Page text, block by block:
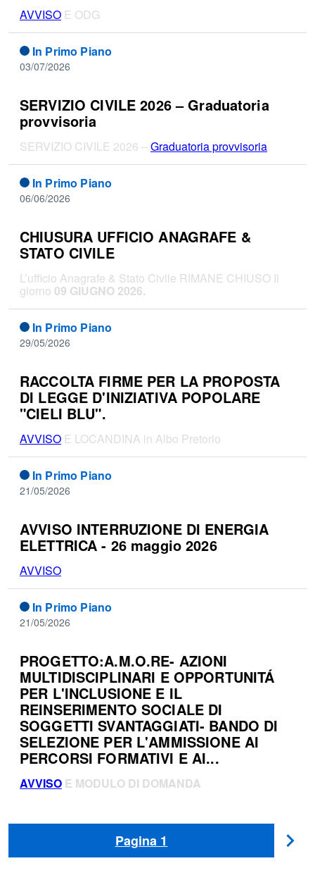
AVVISO E ODG
In Primo Piano
03/07/2026
SERVIZIO CIVILE 2026 – Graduatoria
provvisoria
SERVIZIO CIVILE 2026 –Graduatoria provvisoria
In Primo Piano
06/06/2026
CHIUSURA UFFICIO ANAGRAFE &
STATO CIVILE
L’ufficio Anagrafe & Stato Civile RIMANE CHIUSO Il
giorno 09 GIUGNO 2026.
In Primo Piano
29/05/2026
RACCOLTA FIRME PER LA PROPOSTA
DI LEGGE D'INIZIATIVA POPOLARE
"CIELI BLU".
AVVISO E LOCANDINA in Albo Pretorio
In Primo Piano
21/05/2026
AVVISO INTERRUZIONE DI ENERGIA
ELETTRICA - 26 maggio 2026
AVVISO
In Primo Piano
21/05/2026
PROGETTO:A.M.O.RE- AZIONI
MULTIDISCIPLINARI E OPPORTUNITÁ
PER L'INCLUSIONE E IL
REINSERIMENTO SOCIALE DI
SOGGETTI SVANTAGGIATI- BANDO DI
SELEZIONE PER L'AMMISSIONE AI
PERCORSI FORMATIVI E AI...
AVVISO E MODULO DI DOMANDA
Pagina 1